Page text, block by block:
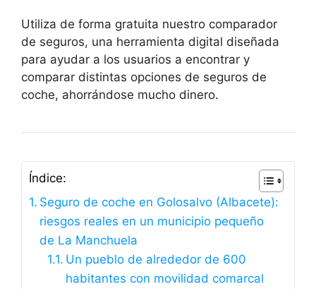
Utiliza de forma gratuita nuestro comparador
de seguros, una herramienta digital diseñada
para ayudar a los usuarios a encontrar y
comparar distintas opciones de seguros de
coche, ahorrándose mucho dinero.
Índice:
Seguro de coche en Golosalvo (Albacete):
riesgos reales en un municipio pequeño
de La Manchuela
Un pueblo de alrededor de 600
habitantes con movilidad comarcal